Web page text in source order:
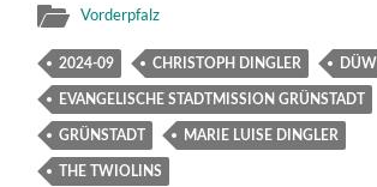
Vorderpfalz
2024-09 CHRISTOPH DINGLER DÜW
EVANGELISCHE STADTMISSION GRÜNSTADT
GRÜNSTADT MARIE LUISE DINGLER
THE TWIOLINS